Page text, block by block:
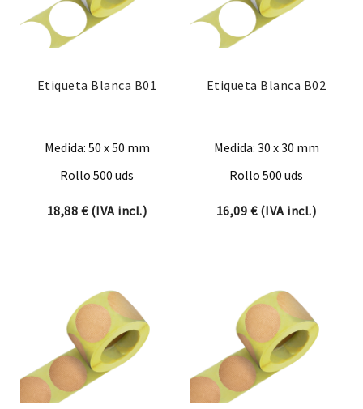
Etiqueta Blanca B01
Medida: 50 x 50 mm
Rollo 500 uds
18,88 €(IVA incl.)
Etiqueta Blanca B02
Medida: 30 x 30 mm
Rollo 500 uds
16,09 €(IVA incl.)